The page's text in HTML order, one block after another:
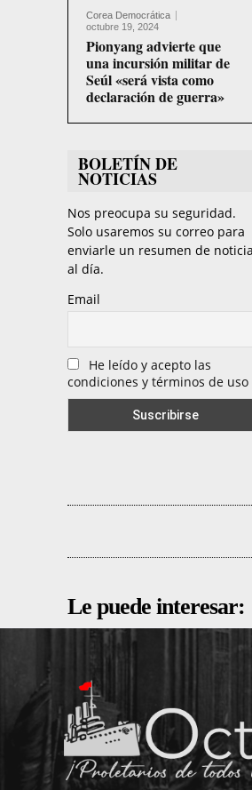
Corea Democrática
octubre 19, 2024
Pionyang advierte que
una incursión militar de
Seúl «será vista como
declaración de guerra»
BOLETÍN DE
NOTICIAS
Nos preocupa su seguridad.
Solo usaremos su correo para
enviarle un resumen de
al día.
Email
He leído y acepto las
condiciones y términos de uso
Le puede interesar: